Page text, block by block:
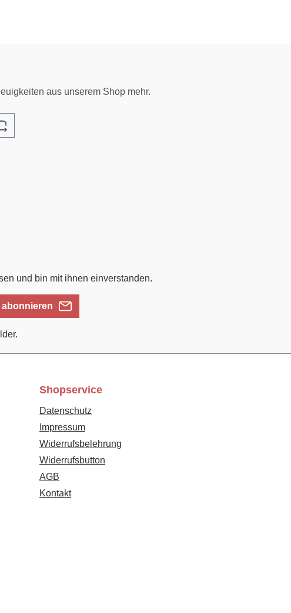
aus unserem Shop mehr.
und bin mit ihnen einverstanden.
abonnieren
Shopservice
Datenschutz
Impressum
Widerrufsbelehrung
Widerrufsbutton
AGB
Kontakt
Text vergrößern